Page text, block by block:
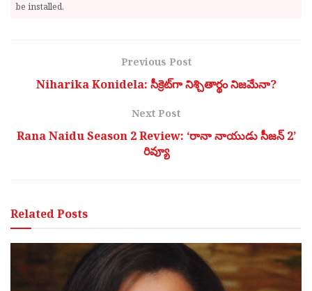
be installed.
Previous Post
Niharika Konidela: సీక్రెట్‌గా నిశ్చితార్థం నిజమేనా?
Next Post
Rana Naidu Season 2 Review: ‘రానా నాయుడు సీజన్ 2’
రివ్యూ
RelatedPosts